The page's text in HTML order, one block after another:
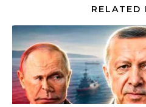
RELATED